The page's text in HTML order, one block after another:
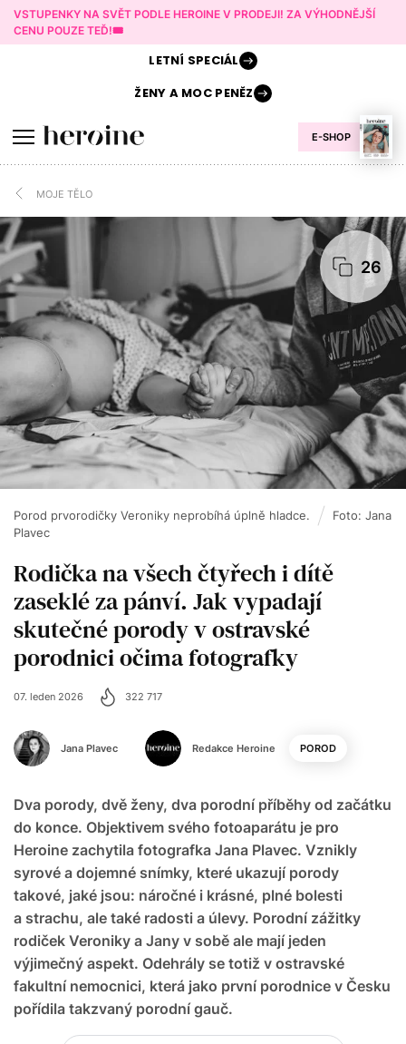
VSTUPENKY NA SVĚT PODLE HEROINE V PRODEJI! ZA VÝHODNĚJŠÍ
CENU POUZE TEĎ!🎟️
E-SHOP
LETNÍ SPECIÁL
ŽENY AMOC PENĚZ
MOJE TĚLO
26
Porod prvorodičky Veroniky neprobíhá úplně hladce.
Foto: Jana
Plavec
Rodička na všech čtyřech i dítě
zaseklé za pánví. Jak vypadají
skutečné porody v ostravské
porodnici očima fotografky
Jana Plavec Redakce Heroine
07. leden 2026 322 717
POROD
Dva porody, dvě ženy, dva porodní příběhy od začátku
do konce. Objektivem svého fotoaparátu je pro
Heroine zachytila fotografka Jana Plavec. Vznikly
syrové a dojemné snímky, které ukazují porody
takové, jaké jsou: náročné i krásné, plné bolesti
a strachu, ale také radosti a úlevy. Porodní zážitky
rodiček Veroniky a Jany v sobě ale mají jeden
výjimečný aspekt. Odehrály se totiž v ostravské
fakultní nemocnici, která jako první porodnice v Česku
pořídila takzvaný porodní gauč.